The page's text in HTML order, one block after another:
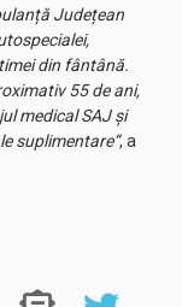
Județean
din fântână.
55 de ani,
medical SAJ și
suplimentare“, a